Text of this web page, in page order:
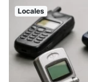
Locales